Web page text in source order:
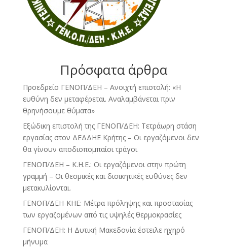
Πρόσφατα άρθρα
Προεδρείο ΓΕΝΟΠ/ΔΕΗ – Ανοιχτή επιστολή: «Η
ευθύνη δεν μεταφέρεται. Αναλαμβάνεται πριν
θρηνήσουμε θύματα»
Εξώδικη επιστολή της ΓΕΝΟΠ/ΔΕΗ: Τετράωρη στάση
εργασίας στον ΔΕΔΔΗΕ Κρήτης – Οι εργαζόμενοι δεν
θα γίνουν αποδιοπομπαίοι τράγοι
ΓΕΝΟΠ/ΔΕΗ – Κ.Η.Ε.: Οι εργαζόμενοι στην πρώτη
γραμμή – Οι θεσμικές και διοικητικές ευθύνες δεν
μετακυλίονται.
ΓΕΝΟΠ/ΔΕΗ-ΚΗΕ: Μέτρα πρόληψης και προστασίας
των εργαζομένων από τις υψηλές θερμοκρασίες
ΓΕΝΟΠ/ΔΕΗ: Η Δυτική Μακεδονία έστειλε ηχηρό
μήνυμα